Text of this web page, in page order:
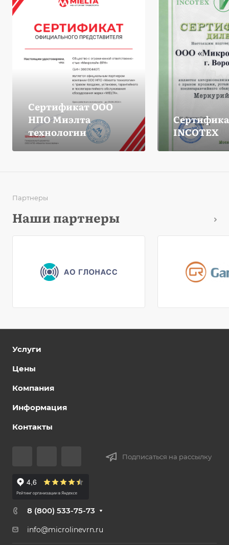
Сертификат ООО
НПО Миэлта
технологии
INCOTEX
Партнеры
Наши партнеры
Услуги
Цены
Компания
Информация
Контакты
Подписаться на рассылку
8 (800) 533-75-73
info@microlinevrn.ru